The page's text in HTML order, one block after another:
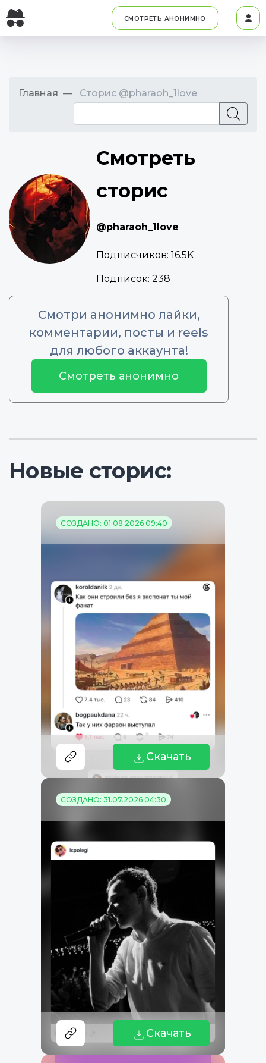
СМОТРЕТЬ АНОНИМНО
Главная Сторис @pharaoh_1love
Смотреть
сторис
@pharaoh_1love
Подписчиков: 16.5K
Подписок: 238
Смотри анонимно лайки,
комментарии, посты и reels
для любого аккаунта!
Смотреть анонимно
Новые сторис:
СОЗДАНО: 01.08.2026 09:40
Скачать
СОЗДАНО: 31.07.2026 04:30
Скачать